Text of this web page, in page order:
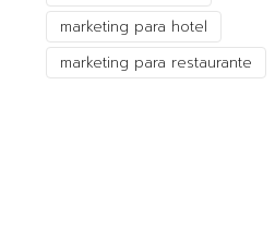
marketing para hotel
marketing para restaurante